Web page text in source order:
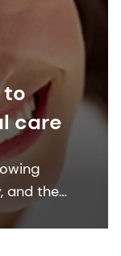
care
and the
we